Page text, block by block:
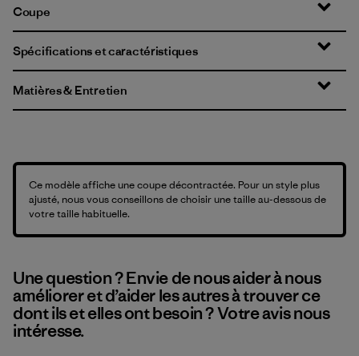
Coupe
Spécifications et caractéristiques
Matières & Entretien
Ce modèle affiche une coupe décontractée. Pour un style plus
ajusté, nous vous conseillons de choisir une taille au-dessous de
votre taille habituelle.
Une question ? Envie de nous aider à nous
améliorer et d’aider les autres à trouver ce
dont ils et elles ont besoin ? Votre avis nous
intéresse.